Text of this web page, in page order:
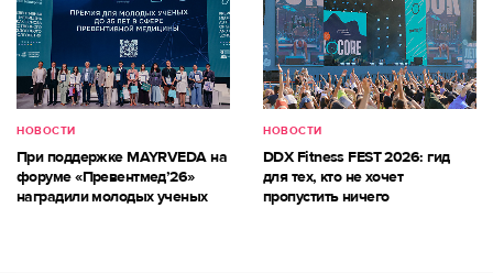
НОВОСТИ
При поддержке MAYRVEDA на
форуме «Превентмед’26»
наградили молодых ученых
НОВОСТИ
DDX Fitness FEST 2026: гид
для тех, кто не хочет
пропустить ничего